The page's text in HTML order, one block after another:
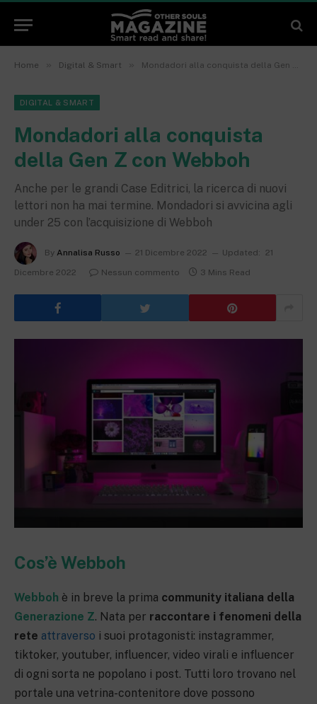
Home » Digital & Smart » Mondadori alla conquista della Gen Z con Webboh
DIGITAL & SMART
Mondadori alla conquista
della Gen Z con Webboh
Anche per le grandi Case Editrici, la ricerca di nuovi
lettori non ha mai termine. Mondadori si avvicina agli
under 25 con l’acquisizione di Webboh
By Annalisa Russo 21 Dicembre 2022 Updated:
21
Dicembre 2022
Nessun commento 3 Mins Read
Cos’è Webboh
Webboh è in breve la prima community italiana della
Generazione Z. Nata per raccontare i fenomeni della
rete attraverso i suoi protagonisti: instagrammer,
tiktoker, youtuber, influencer, video virali e influencer
di ogni sorta ne popolano i post. Tutti loro trovano nel
portale una vetrina-contenitore dove possono